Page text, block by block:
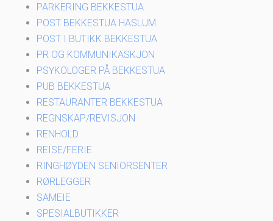
PARKERING BEKKESTUA
POST BEKKESTUA HASLUM
POST I BUTIKK BEKKESTUA
PR OG KOMMUNIKASKJON
PSYKOLOGER PÅ BEKKESTUA
PUB BEKKESTUA
RESTAURANTER BEKKESTUA
REGNSKAP/REVISJON
RENHOLD
REISE/FERIE
RINGHØYDEN SENIORSENTER
RØRLEGGER
SAMEIE
SPESIALBUTIKKER